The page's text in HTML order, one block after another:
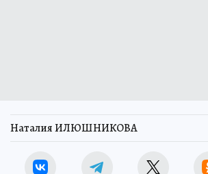
Наталия ИЛЮШНИКОВА